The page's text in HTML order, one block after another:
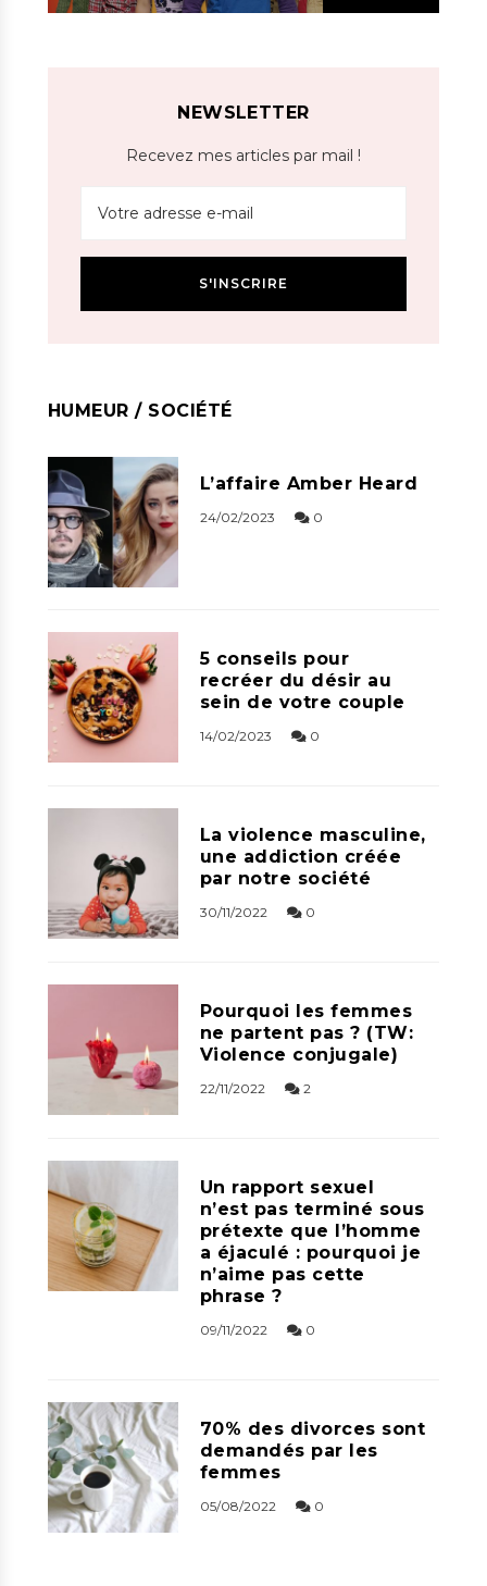
NEWSLETTER
Recevez mes articles par mail !
HUMEUR / SOCIÉTÉ
L’affaire Amber Heard
24/02/2023 0
5 conseils pour
recréer du désir au
sein de votre couple
14/02/2023 0
La violence masculine,
une addiction créée
par notre société
30/11/2022 0
Pourquoi les femmes
ne partent pas ? (TW:
Violence conjugale)
22/11/2022 2
Un rapport sexuel
n’est pas terminé sous
prétexte que l’homme
a éjaculé : pourquoi je
n’aime pas cette
phrase ?
09/11/2022 0
70% des divorces sont
demandés par les
femmes
05/08/2022 0